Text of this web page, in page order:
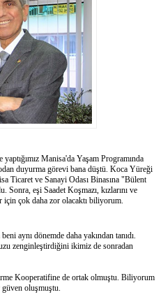
Manisa'da Yaşam Programında
duyurma görevi bana düştü. Koca Yüreği
Ticaret ve Sanayi Odası Binasına "Bülent
eşi Saadet Koşmazı, kızlarını ve
için çok daha zor olacaktı biliyorum.
aynı dönemde daha yakından tanıdı.
zenginleştirdiğini ikimiz de sonradan
Kooperatifine de ortak olmuştu. Biliyorum
oluşmuştu.